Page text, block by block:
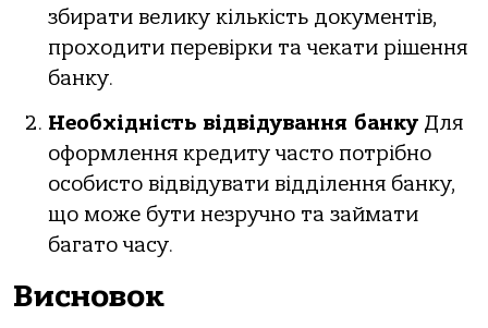
збирати велику кількість документів,
проходити перевірки та чекати рішення
банку.
Необхідність відвідування банку Для
оформлення кредиту часто потрібно
особисто відвідувати відділення банку,
що може бути незручно та займати
багато часу.
Висновок